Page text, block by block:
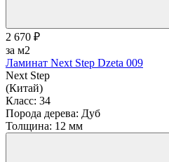
2 670 ₽
за м2
Ламинат Next Step Dzeta 009
Next Step
(Китай)
Класс: 34
Порода дерева: Дуб
Толщина: 12 мм